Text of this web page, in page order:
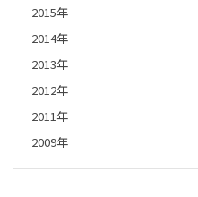
2015年
2014年
2013年
2012年
2011年
2009年